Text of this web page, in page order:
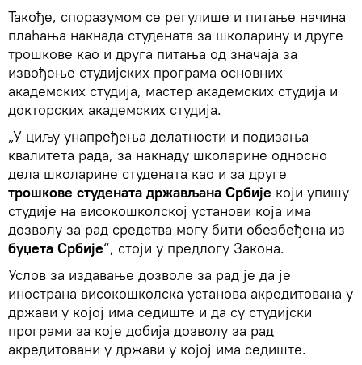
Такође, споразумом се регулише и питање начина
плаћања накнада студената за школарину и друге
трошкове као и друга питања од значаја за
извођење студијских програма основних
академских студија, мастер академских студија и
докторских академских студија.
„У циљу унапређења делатности и подизања
квалитета рада, за накнаду школарине односно
дела школарине студената као и за друге
трошкове студената држављана Србије који упишу
студије на високошколској установи која има
дозволу за рад средства могу бити обезбеђена из
буџета Србије“, стоји у предлогу Закона.
Услов за издавање дозволе за рад је да је
инострана високошколска установа акредитована у
држави у којој има седиште и да су студијски
програми за које добија дозволу за рад
акредитовани у држави у којој има седиште.